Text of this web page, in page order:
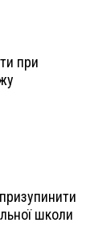
при
школи